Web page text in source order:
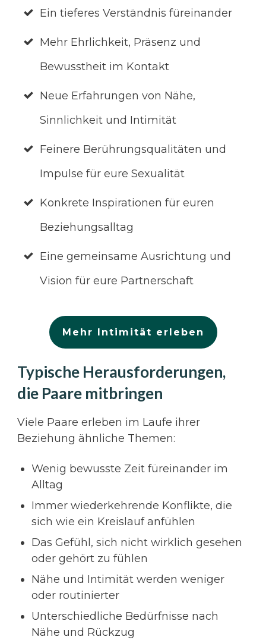
Ein tieferes Verständnis füreinander
Mehr Ehrlichkeit, Präsenz und
Bewusstheit im Kontakt
Neue Erfahrungen von Nähe,
Sinnlichkeit und Intimität
Feinere Berührungsqualitäten und
Impulse für eure Sexualität
Konkrete Inspirationen für euren
Beziehungsalltag
Eine gemeinsame Ausrichtung und
Vision für eure Partnerschaft
Mehr Intimität erleben
Typische Herausforderungen,
die Paare mitbringen
Viele Paare erleben im Laufe ihrer
Beziehung ähnliche Themen:
Wenig bewusste Zeit füreinander im
Alltag
Immer wiederkehrende Konflikte, die
sich wie ein Kreislauf anfühlen
Das Gefühl, sich nicht wirklich gesehen
oder gehört zu fühlen
Nähe und Intimität werden weniger
oder routinierter
Unterschiedliche Bedürfnisse nach
Nähe und Rückzug